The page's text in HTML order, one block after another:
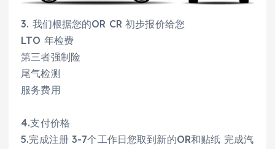
3. 我们根据您的OR CR 初步报价给您
LTO 年检费
第三者强制险
尾气检测
服务费用
4.支付价格
5.完成注册 3-7个工作日您取到新的OR和贴纸 完成汽